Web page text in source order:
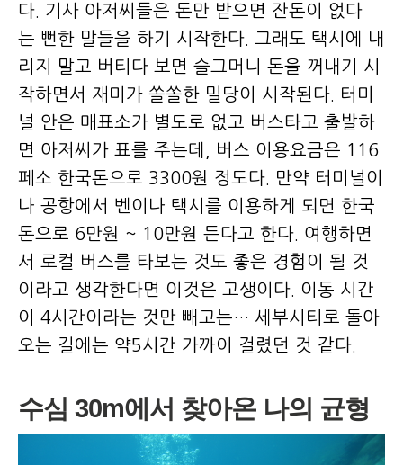
다. 기사 아저씨들은 돈만 받으면 잔돈이 없다
는 뻔한 말들을 하기 시작한다. 그래도 택시에 내
리지 말고 버티다 보면 슬그머니 돈을 꺼내기 시
작하면서 재미가 쏠쏠한 밀당이 시작된다. 터미
널 안은 매표소가 별도로 없고 버스타고 출발하
면 아저씨가 표를 주는데, 버스 이용요금은 116
페소 한국돈으로 3300원 정도다. 만약 터미널이
나 공항에서 벤이나 택시를 이용하게 되면 한국
돈으로 6만원 ~ 10만원 든다고 한다. 여행하면
서 로컬 버스를 타보는 것도 좋은 경험이 될 것
이라고 생각한다면 이것은 고생이다. 이동 시간
이 4시간이라는 것만 빼고는… 세부시티로 돌아
오는 길에는 약5시간 가까이 걸렸던 것 같다.
수심 30m에서 찾아온 나의 균형